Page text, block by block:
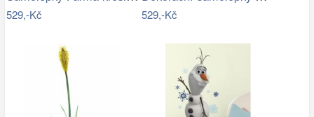
529,-Kč 529,-Kč